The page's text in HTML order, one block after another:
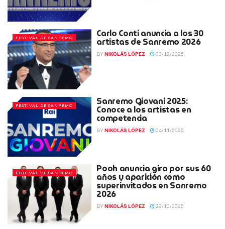
FESTIVAL DE SANREMO Carlo Conti anuncia a los 30
artistas de Sanremo 2026
BY NIKOLÁS LÓPEZ 03/12/2025
FESTIVAL DE SANREMO Sanremo Giovani 2025:
Conoce a los artistas en
competencia
BY NIKOLÁS LÓPEZ 04/11/2025
FESTIVAL DE SANREMO Pooh anuncia gira por sus 60
años y aparición como
superinvitados en Sanremo
2026
BY NIKOLÁS LÓPEZ 29/10/2025